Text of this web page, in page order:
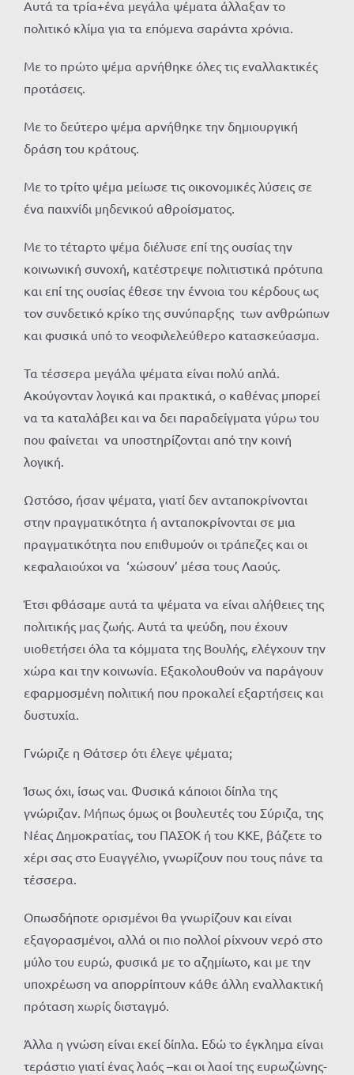
Αυτά τα τρία+ένα μεγάλα ψέματα άλλαξαν το
πολιτικό κλίμα για τα επόμενα σαράντα χρόνια.
Με το πρώτο ψέμα αρνήθηκε όλες τις εναλλακτικές
προτάσεις.
Με το δεύτερο ψέμα αρνήθηκε την δημιουργική
δράση του κράτους.
Με το τρίτο ψέμα μείωσε τις οικονομικές λύσεις σε
ένα παιχνίδι μηδενικού αθροίσματος.
Με το τέταρτο ψέμα διέλυσε επί της ουσίας την
κοινωνική συνοχή, κατέστρεψε πολιτιστικά πρότυπα
και επί της ουσίας έθεσε την έννοια του κέρδους ως
τον συνδετικό κρίκο της συνύπαρξης των ανθρώπων
και φυσικά υπό το νεοφιλελεύθερο κατασκεύασμα.
Τα τέσσερα μεγάλα ψέματα είναι πολύ απλά.
Ακούγονταν λογικά και πρακτικά, ο καθένας μπορεί
να τα καταλάβει και να δει παραδείγματα γύρω του
που φαίνεται να υποστηρίζονται από την κοινή
λογική.
Ωστόσο, ήσαν ψέματα, γιατί δεν ανταποκρίνονται
στην πραγματικότητα ή ανταποκρίνονται σε μια
πραγματικότητα που επιθυμούν οι τράπεζες και οι
κεφαλαιούχοι να ‘χώσουν’ μέσα τους Λαούς.
Έτσι φθάσαμε αυτά τα ψέματα να είναι αλήθειες της
πολιτικής μας ζωής. Αυτά τα ψεύδη, που έχουν
υιοθετήσει όλα τα κόμματα της Βουλής, ελέγχουν την
χώρα και την κοινωνία. Εξακολουθούν να παράγουν
εφαρμοσμένη πολιτική που προκαλεί εξαρτήσεις και
δυστυχία.
Γνώριζε η Θάτσερ ότι έλεγε ψέματα;
Ίσως όχι, ίσως ναι. Φυσικά κάποιοι δίπλα της
γνώριζαν. Μήπως όμως οι βουλευτές του Σύριζα, της
Νέας Δημοκρατίας, του ΠΑΣΟΚ ή του ΚΚΕ, βάζετε το
χέρι σας στο Ευαγγέλιο, γνωρίζουν που τους πάνε τα
τέσσερα.
Οπωσδήποτε ορισμένοι θα γνωρίζουν και είναι
εξαγορασμένοι, αλλά οι πιο πολλοί ρίχνουν νερό στο
μύλο του ευρώ, φυσικά με το αζημίωτο, και με την
υποχρέωση να απορρίπτουν κάθε άλλη εναλλακτική
πρόταση χωρίς δισταγμό.
Άλλα η γνώση είναι εκεί δίπλα. Εδώ το έγκλημα είναι
τεράστιο γιατί ένας λαός –και οι λαοί της ευρωζώνης-